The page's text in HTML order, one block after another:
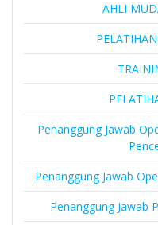
AHLI
Penanggung Jawab
Penanggung Jawab
Penanggung Jawab